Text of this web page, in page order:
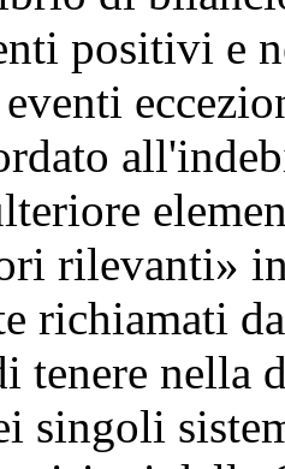
positivi e
elemento
rilevanti»
richiamati
tenere nella
singoli